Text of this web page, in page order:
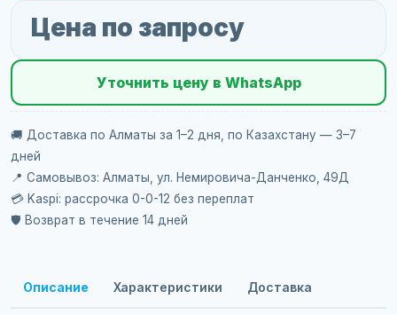
Цена по запросу
Уточнить цену в WhatsApp
🚚 Доставка по Алматы за 1–2 дня, по Казахстану — 3–7
дней
📍 Самовывоз: Алматы, ул. Немировича-Данченко, 49Д
💳 Kaspi: рассрочка 0-0-12 без переплат
🛡️ Возврат в течение 14 дней
Описание Характеристики Доставка